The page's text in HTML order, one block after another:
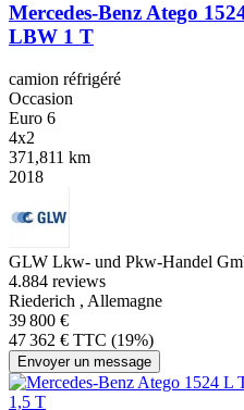
Mercedes-Benz Atego
LBW 1 T
camion réfrigéré
Occasion
Euro 6
4x2
371,811 km
2018
GLW Lkw- und Pkw-Handel
4.884 reviews
Riederich , Allemagne
39 800 €
47 362 € TTC (19%)
Envoyer un message